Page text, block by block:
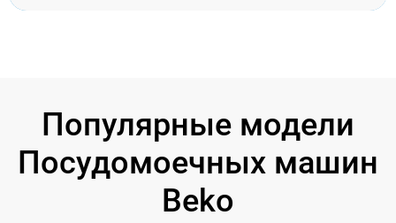
Популярные модели
Посудомоечных машин
Beko